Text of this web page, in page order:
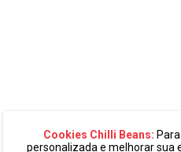
Cookies Chilli Beans:
personalizada e melhorar sua